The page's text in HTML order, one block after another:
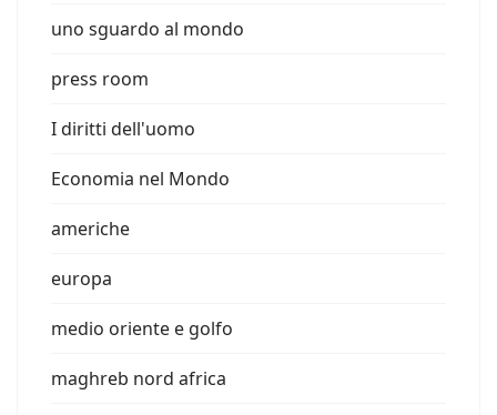
uno sguardo al mondo
press room
I diritti dell'uomo
Economia nel Mondo
americhe
europa
medio oriente e golfo
maghreb nord africa